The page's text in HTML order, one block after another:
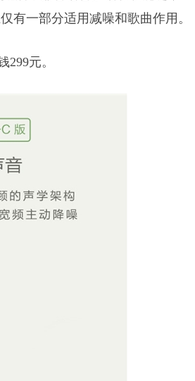
有一部分适用减噪和歌曲作用。
元。